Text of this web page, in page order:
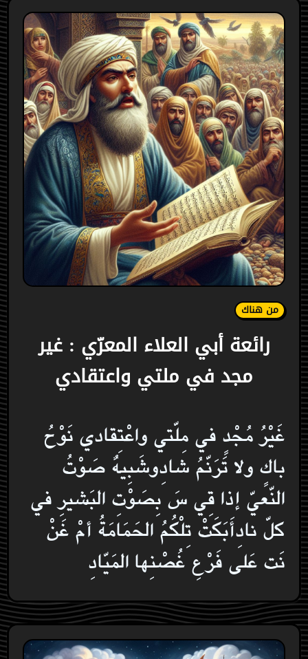
من هناك
رائعة أبي العلاء المعرّي : غير
مجد في ملتي واعتقادي
غَيْرُ مُجْدٍ في مِلّتي واعْتِقادي نَوْحُ
باكٍ ولا تَرَنّمُ شادِوشَبِيهٌ صَوْتُ
النّعيّ إذا قِي سَ بِصَوْتِ البَشيرِ في
كلّ نادِأَبَكَتْ تِلْكُمُ الحَمَامَةُ أمْ غَنْ
نَت عَلى فَرْعِ غُصْنِها المَيّادِ